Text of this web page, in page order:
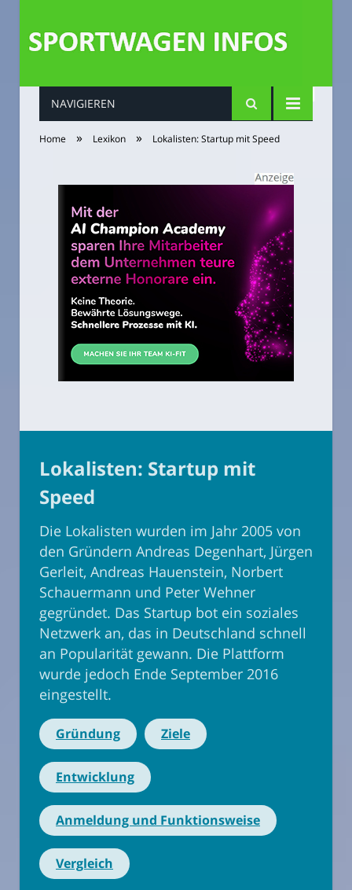
NAVIGIEREN
Home » Lexikon » Lokalisten: Startup mit Speed
Lokalisten: Startup mit
Speed
Die Lokalisten wurden im Jahr 2005 von
den Gründern Andreas Degenhart, Jürgen
Gerleit, Andreas Hauenstein, Norbert
Schauermann und Peter Wehner
gegründet. Das Startup bot ein soziales
Netzwerk an, das in Deutschland schnell
an Popularität gewann. Die Plattform
wurde jedoch Ende September 2016
eingestellt.
Gründung Ziele
Entwicklung
Anmeldung und Funktionsweise
Vergleich